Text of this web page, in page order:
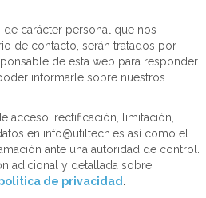
de carácter personal que nos
de contacto, serán tratados por
de esta web para responder
informarle sobre nuestros
acceso, rectificación, limitación,
en info@utiltech.es así como el
ante una autoridad de control.
adicional y detallada sobre
de privacidad .